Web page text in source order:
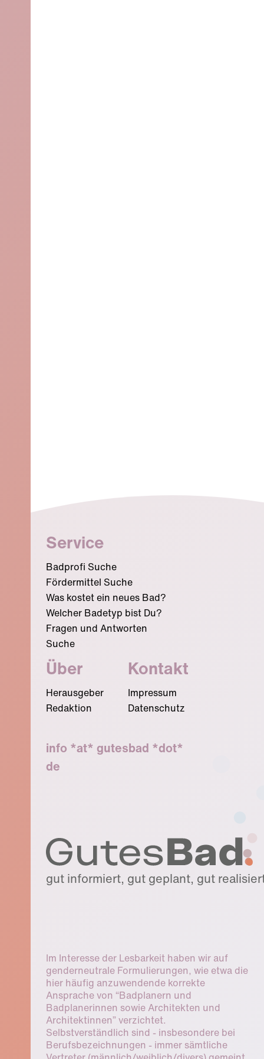
Service
Badprofi Suche
Fördermittel Suche
Was kostet ein neues Bad?
Welcher Badetyp bist Du?
Fragen und Antworten
Suche
Über
Herausgeber
Redaktion
Kontakt
Impressum
Datenschutz
info *at* gutesbad *dot*
de
gut informiert, gut geplant, gut
Im Interesse der Lesbarkeit haben wir auf
genderneutrale Formulierungen, wie etwa die
hier häufig anzuwendende korrekte
Ansprache von “Badplanern und
Badplanerinnen sowie Architekten und
Architektinnen” verzichtet.
Selbstverständlich sind - insbesondere bei
Berufsbezeichnungen - immer sämtliche